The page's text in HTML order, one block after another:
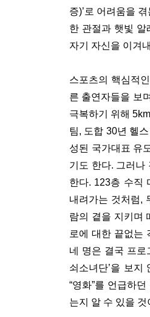
증)’로 어려움을
한 관절과 햇빛 알
자기 자신을 이겨
스포츠의 핵심적
른 출연자들을 보
극복하기 위해
팀, 도합 30년 헬
성된 국가대표 유
기도 한다. 그러나
한다. 123층 수직
내려가는 것처럼,
람의 곁을 지키며
로에 대한 끝없는
네 명은 결국 프로
쇠소녀단’을 보지
“영화”를 언급하
는지 알 수 있을 것